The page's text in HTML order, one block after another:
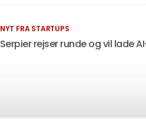
NYT FRA STARTUPS
Serpier rejser runde og vil lade